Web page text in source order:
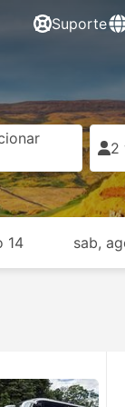
Suporte
2
14 sab,